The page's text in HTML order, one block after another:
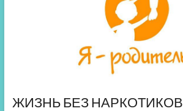
ЖИЗНЬ БЕЗ НАРКОТИКОВ